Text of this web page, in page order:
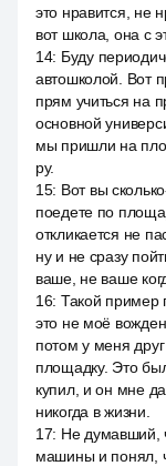
это нравится, не
вот школа, она с
14: Буду
автошколой. Вот
прям учиться на
основной
мы пришли на
ру.
15: Вот вы
поедете по
откликается не
ну и не сразу
ваше, не ваше
16: Такой пример
это не моё
потом у меня
площадку. Это
купил, и он мне
никогда в жизни.
17: Не думавший,
машины и понял,